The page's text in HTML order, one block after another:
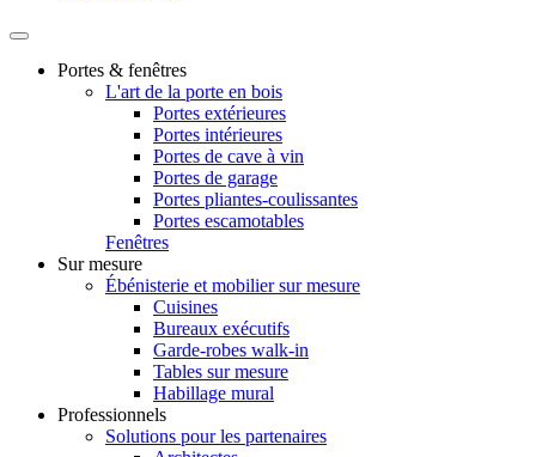
Portes & fenêtres
L'art de la porte en bois
Portes extérieures
Portes intérieures
Portes de cave à vin
Portes de garage
Portes pliantes-coulissantes
Portes escamotables
Fenêtres
Sur mesure
Ébénisterie et mobilier sur mesure
Cuisines
Bureaux exécutifs
Garde-robes walk-in
Tables sur mesure
Habillage mural
Professionnels
Solutions pour les partenaires